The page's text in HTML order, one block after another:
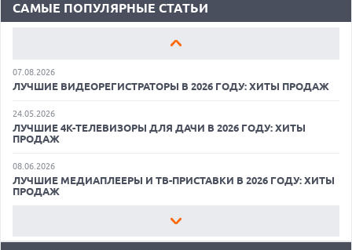
САМЫЕ ПОПУЛЯРНЫЕ СТАТЬИ
07.08.2026
ЛУЧШИЕ ВИДЕОРЕГИСТРАТОРЫ В 2026 ГОДУ: ХИТЫ ПРОДАЖ
24.05.2026
ЛУЧШИЕ 4K-ТЕЛЕВИЗОРЫ ДЛЯ ДАЧИ В 2026 ГОДУ: ХИТЫ
ПРОДАЖ
08.06.2026
ЛУЧШИЕ МЕДИАПЛЕЕРЫ И ТВ-ПРИСТАВКИ В 2026 ГОДУ: ХИТЫ
ПРОДАЖ
ПОДКЛЮЧЕНИЯ К ТЕЛЕВИЗОРУ: ВЫБОР ZOOM
07.08.2026
ХАКЕР ПРИЗНАЛ ВИНУ ВО ВЗЛОМЕ SNOWFLAKE И КРАЖЕ
ДАННЫХ МИЛЛИОНОВ ПОЛЬЗОВАТЕЛЕЙ
УСПЕХ ЛЕГЕНДАРНЫХ МОДЕЛЕЙ КОМПАНИИ